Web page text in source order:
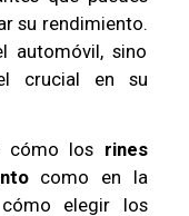
su rendimiento.
automóvil, sino
crucial en su
cómo los rines
como en la
elegir los